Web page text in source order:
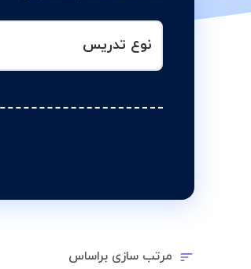
نوع تدریس
مرتب سازی براساس